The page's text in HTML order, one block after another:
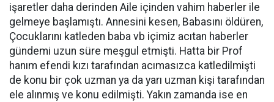
işaretler daha derinden Aile içinden vahim haberler ile
gelmeye başlamıştı. Annesini kesen, Babasını öldüren,
Çocuklarını katleden baba vb içimiz acıtan haberler
gündemi uzun süre meşgul etmişti. Hatta bir Prof
hanım efendi kızı tarafından acımasızca katledilmişti
de konu bir çok uzman ya da yarı uzman kişi tarafından
ele alınmış ve konu edilmişti. Yakın zamanda ise en